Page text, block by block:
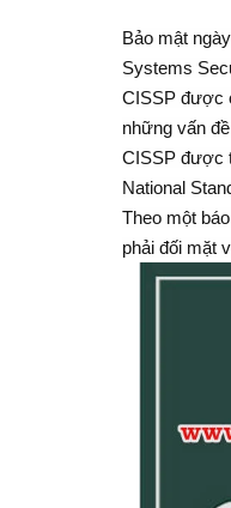
Bảo mật
Systems
CISSP được
những vấn
CISSP được
National
Theo một
phải đối mặt